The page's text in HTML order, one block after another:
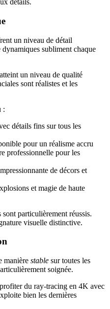
détails.
un niveau de détail
subliment chaque
atteint un niveau de qualité
sont réalistes et les
:
détails fins sur tous les
pour un réalisme accru
professionnelle pour les
de décors et
et magie de haute
sont particulièrement réussis.
visuelle distinctive.
manière stable sur toutes les
soignée.
du ray-tracing en 4K avec
bien les dernières